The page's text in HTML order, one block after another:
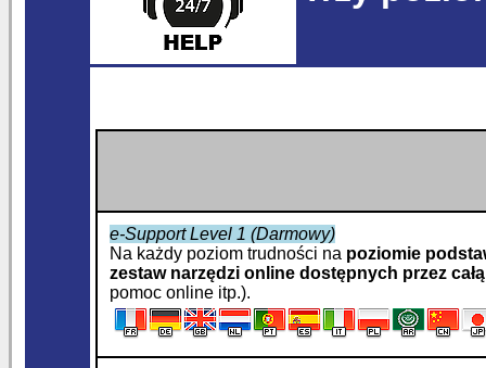
e-Support Level 1 (Darmowy)
Na każdy poziom trudności na poziomie
zestaw narzędzi online dostępnych przez całą
pomoc online itp.).